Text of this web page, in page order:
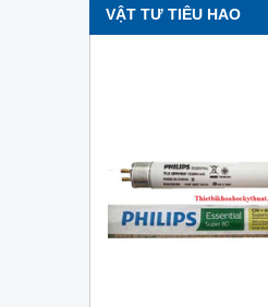
VẬT TƯ TIÊU HAO